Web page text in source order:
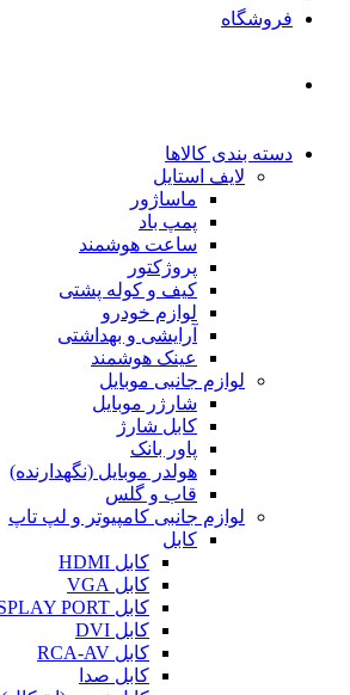
فروشگاه
دسته بندی کالاها
لایف استایل
ماساژور
پمپ باد
ساعت هوشمند
پروژکتور
کیف و کوله پشتی
لوازم خودرو
آرایشی و بهداشتی
عینک هوشمند
لوازم جانبی موبایل
شارژر موبایل
کابل شارژ
پاور بانک
هولدر موبایل (نگهدارنده)
قاب و گلس
لوازم جانبی کامپیوتر و لپ تاپ
کابل
کابل HDMI
کابل VGA
کابل DISPLAY PORT
کابل DVI
کابل RCA-AV
کابل صدا